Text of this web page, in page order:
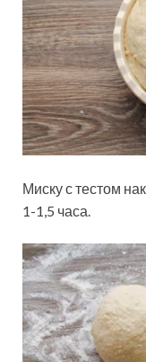
Миску с тестом
1-1,5 часа.